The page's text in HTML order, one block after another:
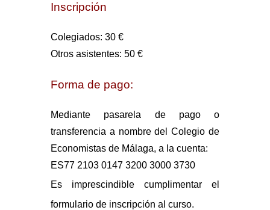
Inscripción
Colegiados: 30 €
Otros asistentes: 50 €
Forma de pago:
Mediante pasarela de pago o
transferencia a nombre del Colegio de
Economistas de Málaga, a la cuenta:
ES77 2103 0147 3200 3000 3730
Es imprescindible cumplimentar el
formulario de inscripción al curso.